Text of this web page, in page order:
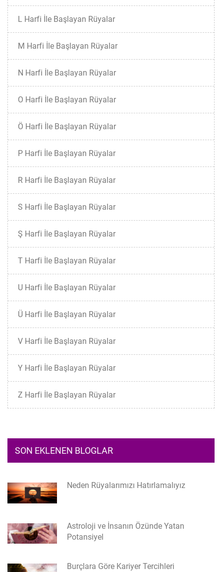
L Harfi İle Başlayan Rüyalar
M Harfi İle Başlayan Rüyalar
N Harfi İle Başlayan Rüyalar
O Harfi İle Başlayan Rüyalar
Ö Harfi İle Başlayan Rüyalar
P Harfi İle Başlayan Rüyalar
R Harfi İle Başlayan Rüyalar
S Harfi İle Başlayan Rüyalar
Ş Harfi İle Başlayan Rüyalar
T Harfi İle Başlayan Rüyalar
U Harfi İle Başlayan Rüyalar
Ü Harfi İle Başlayan Rüyalar
V Harfi İle Başlayan Rüyalar
Y Harfi İle Başlayan Rüyalar
Z Harfi İle Başlayan Rüyalar
SON EKLENEN BLOGLAR
Neden Rüyalarımızı Hatırlamalıyız
Astroloji ve İnsanın Özünde Yatan
Potansiyel
Burçlara Göre Kariyer Tercihleri